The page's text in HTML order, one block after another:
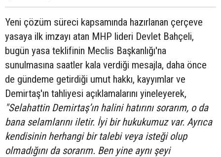
Yeni çözüm süreci kapsamında hazırlanan çerçeve
yasaya ilk imzayı atan MHP lideri Devlet Bahçeli,
bugün yasa teklifinin Meclis Başkanlığı'na
sunulmasına saatler kala verdiği mesajla, daha önce
de gündeme getirdiği umut hakkı, kayyımlar ve
Demirtaş'ın tahliyesi açıklamalarını yineleyerek,
"Selahattin Demirtaş’ın halini hatırını sorarım, o da
bana selamlarını iletir. İyi bir hukukumuz var. Ayrıca
kendisinin herhangi bir talebi veya isteği olup
olmadığını da sorarım. Ben yine aynı şeyi